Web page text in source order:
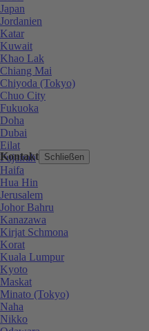
Kontakt Schließen
Japan
Jordanien
Katar
Kuwait
Khao Lak
Chiang Mai
Chiyoda (Tokyo)
Chuo City
Fukuoka
Doha
Dubai
Eilat
Fujairah
Haifa
Hua Hin
Jerusalem
Johor Bahru
Kanazawa
Kirjat Schmona
Korat
Kuala Lumpur
Kyoto
Maskat
Minato (Tokyo)
Naha
Nikko